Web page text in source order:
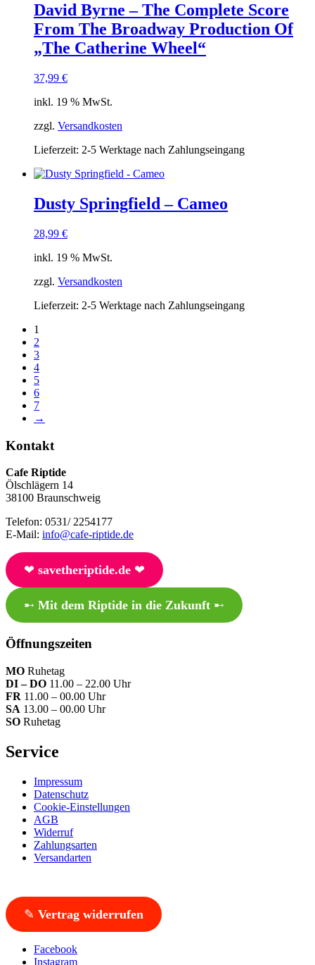
David Byrne – The Complete Score
From The Broadway Production Of
„The Catherine Wheel“
37,99 €
inkl. 19 % MwSt.
zzgl. Versandkosten
Lieferzeit: 2-5 Werktage nach Zahlungseingang
Dusty Springfield – Cameo
28,99 €
inkl. 19 % MwSt.
zzgl. Versandkosten
Lieferzeit: 2-5 Werktage nach Zahlungseingang
1
2
3
4
5
6
7
→
Kontakt
Cafe Riptide
Ölschlägern 14
38100 Braunschweig
Telefon: 0531/ 2254177
E-Mail: info@cafe-riptide.de
❤︎ savetheriptide.de❤︎
➸ Mit dem Riptide in die Zukunft➸
Öffnungszeiten
MO Ruhetag
DI – DO 11.00 – 22.00 Uhr
FR 11.00 – 00.00 Uhr
SA 13.00 – 00.00 Uhr
SO Ruhetag
Service
Impressum
Datenschutz
Cookie-Einstellungen
AGB
Widerruf
Zahlungsarten
Versandarten
✎ Vertrag widerrufen
Facebook
Instagram